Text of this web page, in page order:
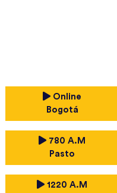
Online
Bogotá
780 A.M
Pasto
1220 A.M